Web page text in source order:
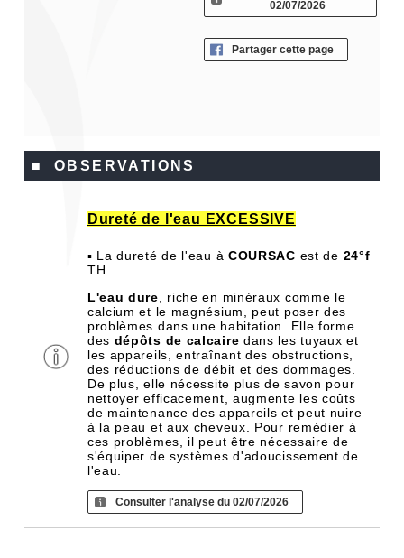
02/07/2026
Partager cette page
■ OBSERVATIONS
Dureté de l'eau EXCESSIVE
▪ La dureté de l'eau à COURSAC est de 24°f
TH.
L'eau dure , riche en minéraux comme le
calcium et le magnésium, peut poser des
problèmes dans une habitation. Elle forme
des dépôts de calcaire dans les tuyaux et
les appareils, entraînant des obstructions,
des réductions de débit et des dommages.
De plus, elle nécessite plus de savon pour
nettoyer efficacement, augmente les coûts
de maintenance des appareils et peut nuire
à la peau et aux cheveux. Pour remédier à
ces problèmes, il peut être nécessaire de
s'équiper de systèmes d'adoucissement de
l'eau.
Consulter l'analyse du 02/07/2026